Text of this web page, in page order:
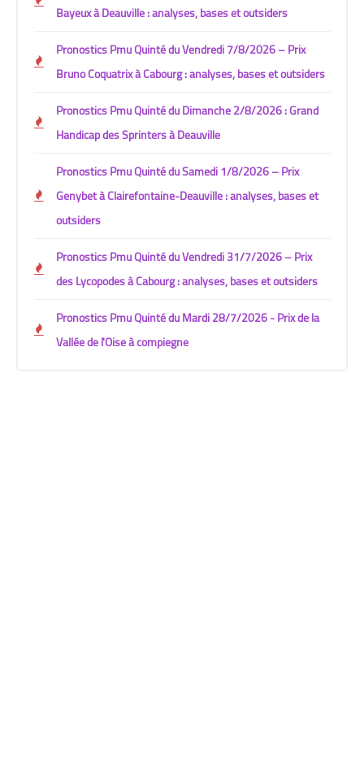
Bayeux à Deauville : analyses, bases et outsiders
Pronostics Pmu Quinté du Vendredi 7/8/2026 – Prix
Bruno Coquatrix à Cabourg : analyses, bases et outsiders
Pronostics Pmu Quinté du Dimanche 2/8/2026 : Grand
Handicap des Sprinters à Deauville
Pronostics Pmu Quinté du Samedi 1/8/2026 – Prix
Genybet à Clairefontaine-Deauville : analyses, bases et
outsiders
Pronostics Pmu Quinté du Vendredi 31/7/2026 – Prix
des Lycopodes à Cabourg : analyses, bases et outsiders
Pronostics Pmu Quinté du Mardi 28/7/2026 - Prix de la
Vallée de l'Oise à compiegne